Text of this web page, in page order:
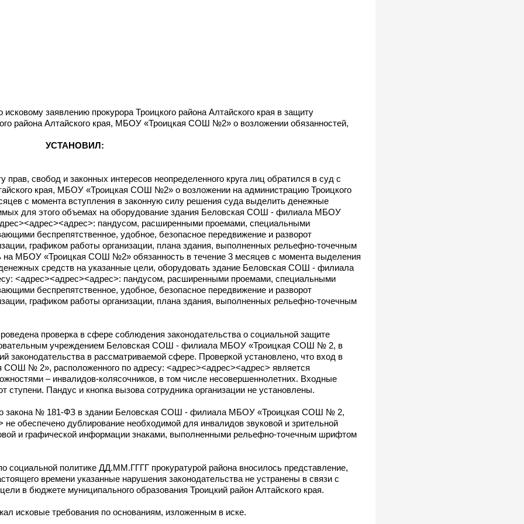
заявлению прокурора Троицкого района Алтайского края в защиту
района Алтайского края, МБОУ «Троицкая СОШ №2» о возложении обязанностей,
УСТАНОВИЛ:
прав, свобод и законных интересов неопределенного круга лиц обратился в суд с
края, МБОУ «Троицкая СОШ №2» о возложении на администрацию Троицкого
с момента вступления в законную силу решения суда выделить денежные
для этого объемах на оборудование здания Беловская СОШ - филиала МБОУ
пандусом, расширенными проемами, специальными
беспрепятственное, удобное, безопасное передвижение и разворот
графиком работы организации, плана здания, выполненных рельефно-точечным
МБОУ «Троицкая СОШ №2» обязанность в течение 3 месяцев с момента выделения
средств на указанные цели, оборудовать здание Беловская СОШ - филиала
<адрес><адрес><адрес>: пандусом, расширенными проемами, специальными
беспрепятственное, удобное, безопасное передвижение и разворот
графиком работы организации, плана здания, выполненных рельефно-точечным
проверка в сфере соблюдения законодательства о социальной защите
учреждением Беловская СОШ - филиала МБОУ «Троицкая СОШ № 2, в
законодательства в рассматриваемой сфере. Проверкой установлено, что вход в
№ 2», расположенного по адресу: <адрес><адрес><адрес> является
– инвалидов-колясочников, в том числе несовершеннолетних. Входные
ступени. Пандус и кнопка вызова сотрудника организации не установлены.
закона № 181-ФЗ в здании Беловская СОШ - филиала МБОУ «Троицкая СОШ № 2,
обеспечено дублирование необходимой для инвалидов звуковой и зрительной
и графической информации знаками, выполненными рельефно-точечным шрифтом
социальной политике ДД.ММ.ГГГГ прокуратурой района вносилось представление,
времени указанные нарушения законодательства не устранены в связи с
в бюджете муниципального образования Троицкий район Алтайского края.
исковые требования по основаниям, изложенным в иске.